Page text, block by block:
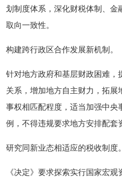
划制度体系，深化财税体制、金
取向一致性。
构建跨行政区合作发展新机
针对地方政府和基层财政困难，
关系，增加地方自主财力，拓展
事权相匹配程度，适当加强中央
例，不得违规要求地方安排配
研究同新业态相适应的税收制
《决定》要求探索实行国家宏